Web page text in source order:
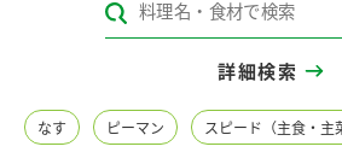
レシピカテゴリ一覧
レシピ名特集
詳細検索
なす ピーマン スピード（主食・主